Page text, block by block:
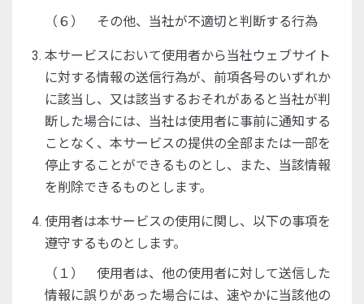
（６） その他、当社が不適切と判断する行為
本サービスにおいて使用者から当社ウェブサイト
に対する情報の送信行為が、前項各号のいずれか
に該当し、又は該当するおそれがあると当社が判
断した場合には、当社は使用者に事前に通知する
ことなく、本サービスの提供の全部または一部を
停止することができるものとし、また、当該情報
を削除できるものとします。
使用者は本サービスの使用に関し、以下の事項を
遵守するものとします。
（１） 使用者は、他の使用者に対して送信した
情報に誤りがあった場合には、速やかに当該他の